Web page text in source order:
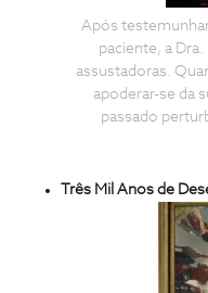
Após
paciente, a
assustadoras.
apoderar-se da
passado
Três Mil Anos de